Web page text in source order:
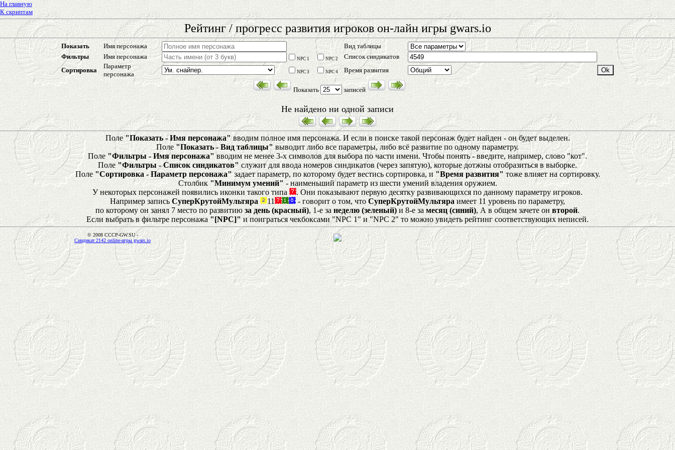
На главную
К скриптам
Рейтинг / прогресс развития игроков он-лайн игры gwars.io
Показать Имя персонажа
Вид таблицы
Фильтры
Имя персонажа NPC 1 NPC 2
Список синдикатов
Сортировка
Параметр
персонажа
NPC 3 NPC 4 Время развития
Показать записей
Не найдено ни одной записи
Поле"Показать - Имя персонажа"вводим полное имя персонажа. И если в поиске такой персонаж будет найден - он будет выделен.
Поле"Показать - Вид таблицы"выводит либо все параметры, либо всё развитие по одному параметру.
Поле "Фильтры - Имя персонажа" вводим не менее 3-х символов для выбора по части имени. Чтобы понять - введите, например, слово "кот".
Поле "Фильтры - Список синдикатов" служит для ввода номеров синдикатов (через запятую), которые дотжны отобразиться в выборке.
Поле "Сортировка - Параметр персонажа"задает параметр, по которому будет вестись сортировка, и"Время развития"тоже влияет на сортировку.
Столбик "Минимум умений" - наименьший параметр из шести умений владения оружием.
У некоторых персонажей появились иконки такого типа
. Они показывают первую десятку развивающихся по данному параметру игроков.
Например запись СуперКрутойМультяра 11 - говорит о том, что СуперКрутойМультяра имеет 11 уровень по параметру,
по которому он занял 7 место по развитиюза день (красный), 1-е за неделю (зеленый) и 8-е за месяц (синий), А в общем зачете он второй.
Если выбрать в фильтре персонажа "[NPC]"и поиграться чекбоксами "NPC 1" и "NPC 2" то можно увидеть рейтинг соответствующих неписей.
© 2008 CCCP-GW.SU -
Синдикат 2142 online-игры gwars.io